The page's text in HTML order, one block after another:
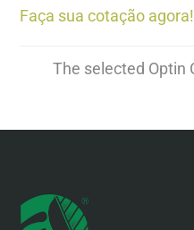
Faça sua cotação agora!
The selected Optin